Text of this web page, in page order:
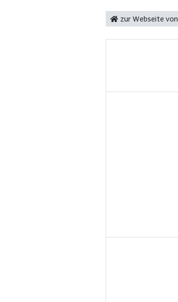
zur Webseite von